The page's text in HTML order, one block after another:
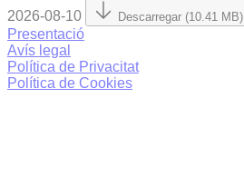
2026-08-10 Descarregar (10.41 MB)
Presentació
Avís legal
Política de Privacitat
Política de Cookies